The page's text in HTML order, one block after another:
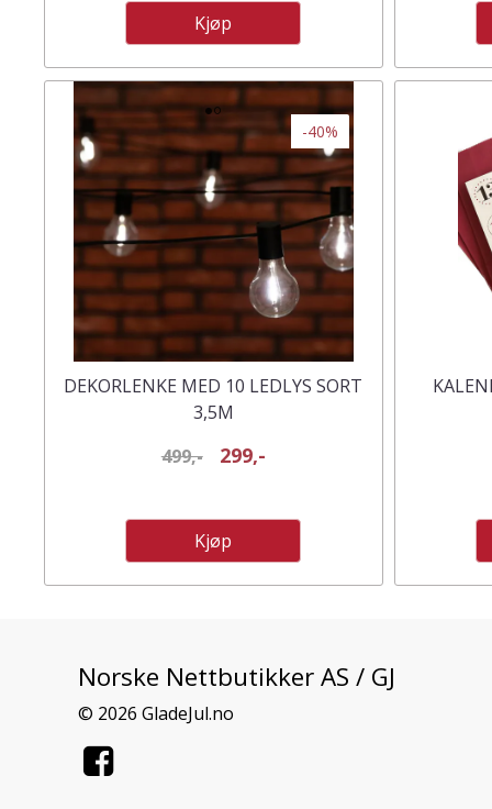
Kjøp
-40%
DEKORLENKE MED 10 LEDLYS SORT
3,5M
499,-
299,-
Kjøp
Norske Nettbutikker AS / GJ
© 2026 GladeJul.no